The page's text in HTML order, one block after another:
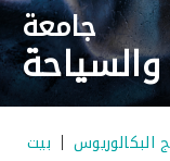
جامعة
بيت البكالوريوس